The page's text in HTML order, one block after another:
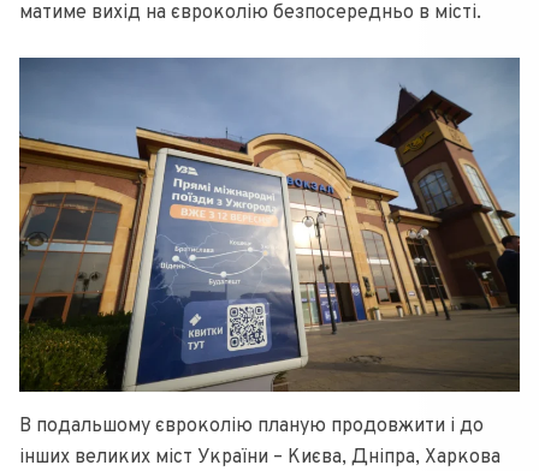
матиме вихід на євроколію безпосередньо в місті.
В подальшому євроколію планую продовжити і до
інших великих міст України – Києва, Дніпра, Харкова